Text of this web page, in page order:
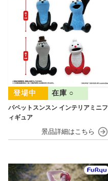
パペットスンスン インテリアミニフ
ィギュア
在庫 ○